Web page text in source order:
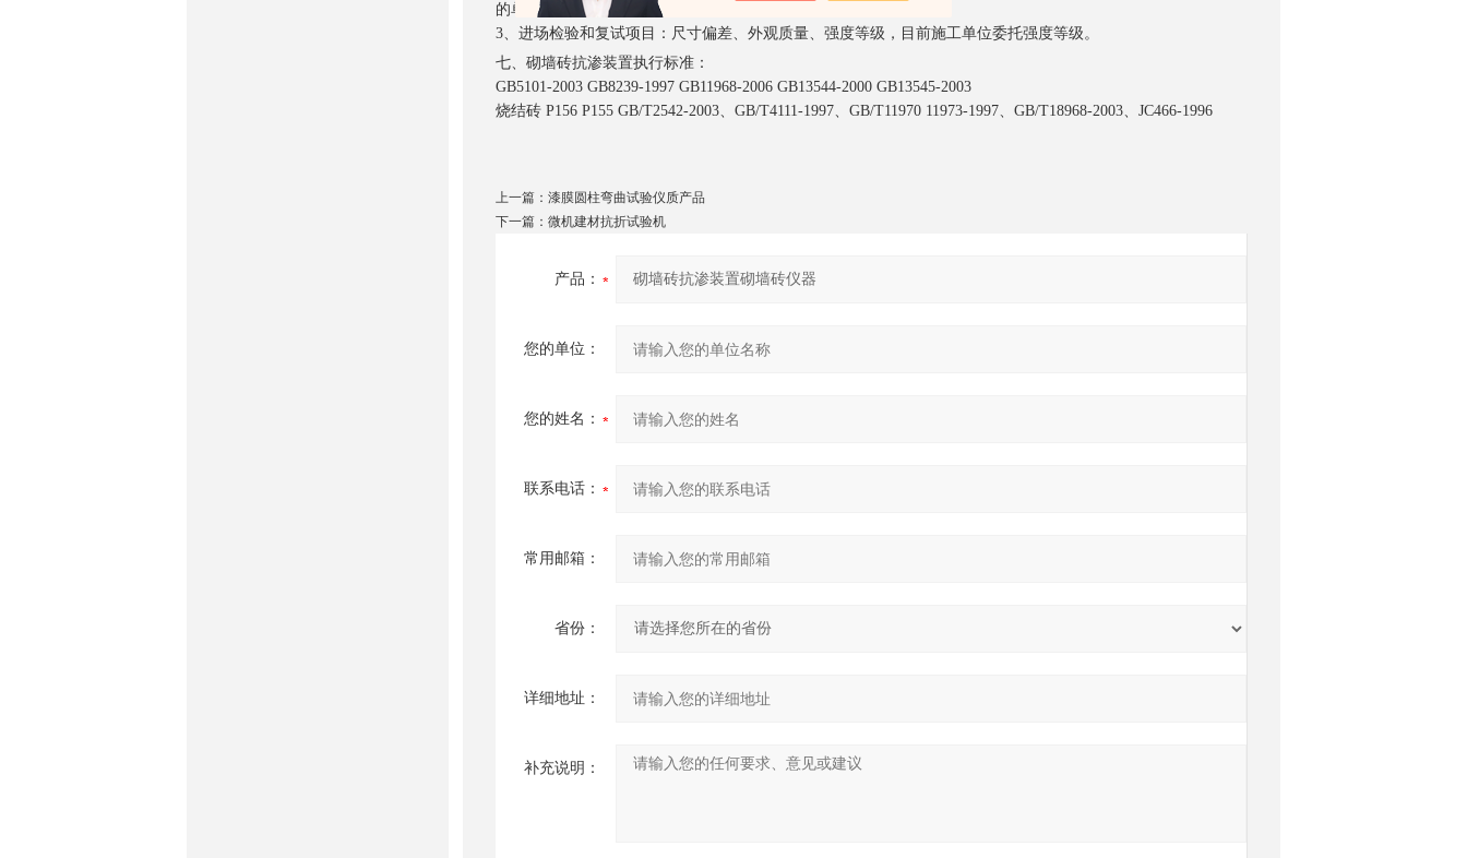
的单位进行检验。
3、进场检验和复试项目：尺寸偏差、外观质量、强度等级，目前施工单位委托强度等级。
七、砌墙砖抗渗装置执行标准：
GB5101-2003 GB8239-1997 GB11968-2006 GB13544-2000 GB13545-2003
烧结砖 P156 P155 GB/T2542-2003、GB/T4111-1997、GB/T11970 11973-1997、GB/T18968-2003、JC466-1996
上一篇： 漆膜圆柱弯曲试验仪质产品
下一篇： 微机建材抗折试验机
产品：
您的单位：
您的姓名：
联系电话：
常用邮箱：
省份：
详细地址：
补充说明：